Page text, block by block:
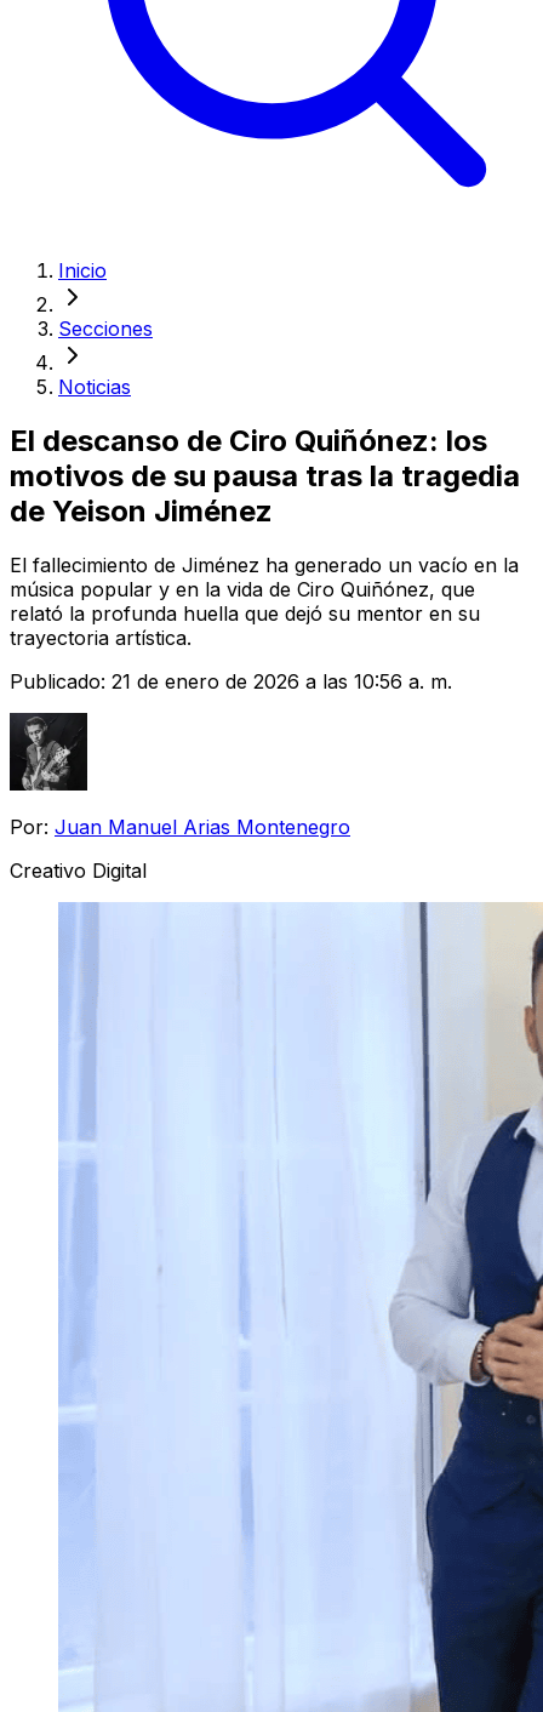
Inicio
Secciones
Noticias
El descanso de Ciro Quiñónez: los
motivos de su pausa tras la tragedia
de Yeison Jiménez
El fallecimiento de Jiménez ha generado un vacío en la
música popular y en la vida de Ciro Quiñónez, que
relató la profunda huella que dejó su mentor en su
trayectoria artística.
Publicado: 21 de enero de 2026 a las 10:56 a. m.
Por: Juan Manuel Arias Montenegro
Creativo Digital